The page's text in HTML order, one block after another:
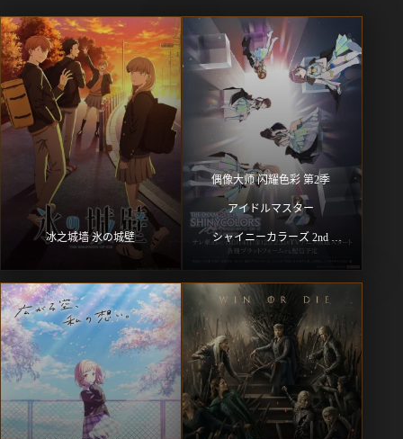
冰之城墙 氷の城壁
偶像大师 闪耀色彩 第2季
アイドルマスター
シャイニーカラーズ 2nd